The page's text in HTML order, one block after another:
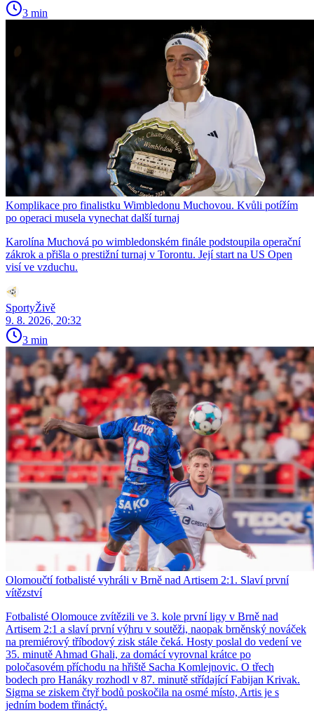
3 min
Komplikace pro finalistku Wimbledonu Muchovou. Kvůli potížím
po operaci musela vynechat další turnaj
Karolína Muchová po wimbledonském finále podstoupila operační
zákrok a přišla o prestižní turnaj v Torontu. Její start na US Open
visí ve vzduchu.
SportyŽivě
9. 8. 2026, 20:32
3 min
Olomoučtí fotbalisté vyhráli v Brně nad Artisem 2:1. Slaví první
vítězství
Fotbalisté Olomouce zvítězili ve 3. kole první ligy v Brně nad
Artisem 2:1 a slaví první výhru v soutěži, naopak brněnský nováček
na premiérový tříbodový zisk stále čeká. Hosty poslal do vedení ve
35. minutě Ahmad Ghali, za domácí vyrovnal krátce po
poločasovém příchodu na hřiště Sacha Komlejnovic. O třech
bodech pro Hanáky rozhodl v 87. minutě střídající Fabijan Krivak.
Sigma se ziskem čtyř bodů poskočila na osmé místo, Artis je s
jedním bodem třináctý.